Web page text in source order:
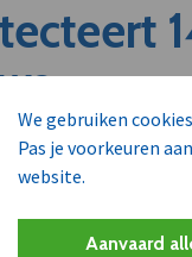
We gebruiken
Pas je voorkeuren
website.
Aanvaard
kunnen aan dit
klant worden
adviseurs worden